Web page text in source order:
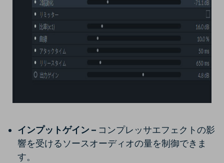
インプットゲイン – コンプレッサエフェクトの影
響を受けるソースオーディオの量を制御できま
す。